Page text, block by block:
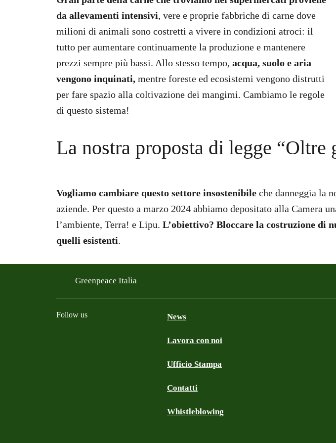
da allevamenti intensivi, vere e proprie fabbriche di carne dove
milioni di animali sono costretti a vivere in condizioni atroci: il
tutto per aumentare continuamente la produzione e mantenere
prezzi sempre più bassi. Allo stesso tempo, acqua, suolo e aria
vengono inquinati, mentre foreste ed ecosistemi vengono distrutti
per fare spazio alla coltivazione dei mangimi. Cambiamo le regole
di questo sistema!
La nostra proposta di legge
Vogliamo cambiare questo settore insostenibile che danneggia la
aziende. Per questo a marzo 2024 abbiamo depositato alla Camera
l’ambiente, Terra! e Lipu. L’obiettivo? Bloccare la costruzione di
quelli esistenti.
Greenpeace Italia
Follow us News
Lavora con noi
Ufficio Stampa
Contatti
Whistleblowing